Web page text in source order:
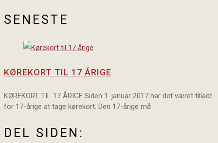
SENESTE
KØREKORT TIL 17 ÅRIGE
KØREKORT TIL 17 ÅRIGE Siden 1. januar 2017 har det været tilladt
for 17-årige at tage kørekort. Den 17-årige må
DEL SIDEN: